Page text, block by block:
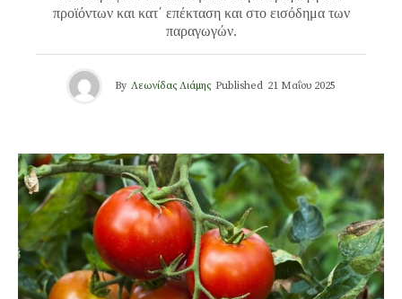
προϊόντων και κατ΄ επέκταση και στο εισόδημα των
παραγωγών.
By Λεωνίδας Λιάμης Published 21 Μαΐου 2025